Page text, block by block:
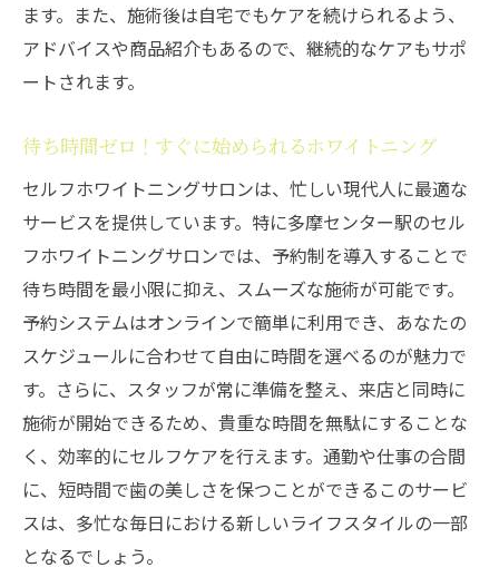
ます。また、施術後は自宅でもケアを続けられるよう、
アドバイスや商品紹介もあるので、継続的なケアもサポ
ートされます。
待ち時間ゼロ！すぐに始められるホワイトニング
セルフホワイトニングサロンは、忙しい現代人に最適な
サービスを提供しています。特に多摩センター駅のセル
フホワイトニングサロンでは、予約制を導入することで
待ち時間を最小限に抑え、スムーズな施術が可能です。
予約システムはオンラインで簡単に利用でき、あなたの
スケジュールに合わせて自由に時間を選べるのが魅力で
す。さらに、スタッフが常に準備を整え、来店と同時に
施術が開始できるため、貴重な時間を無駄にすることな
く、効率的にセルフケアを行えます。通勤や仕事の合間
に、短時間で歯の美しさを保つことができるこのサービ
スは、多忙な毎日における新しいライフスタイルの一部
となるでしょう。